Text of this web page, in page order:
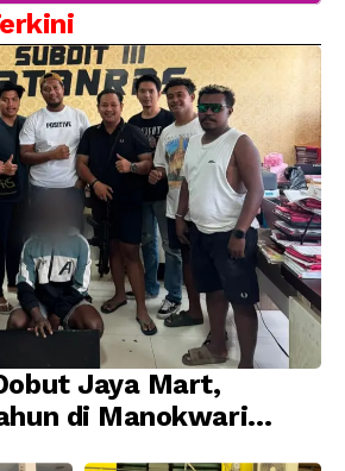
Jaya Mart,
di Manokwari